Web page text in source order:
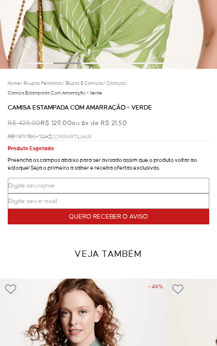
Home/ Roupas Femininas/ Blusas E Camisas/ Camisas/
Camisa Estampada Com Amarração - Verde
CAMISA ESTAMPADA COM AMARRAÇÃO - VERDE
R$ 425,00R$ 129,00ou 6x de R$ 21,50
REF.05.11.0386-024
COMPARTILHAR
Produto Esgotado
Preencha os campos abaixo para ser avisado assim que o produto voltar ao
estoque! Seja o primeiro a saber e receba ofertas exclusivas.
QUERO RECEBER O AVISO
VEJA TAMBÉM
- 49%